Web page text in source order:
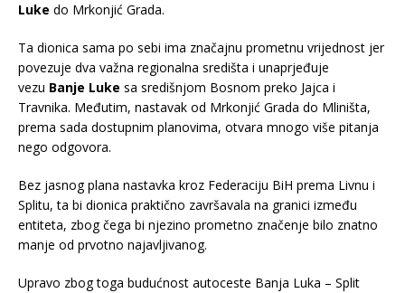
Luke do Mrkonjić Grada.
Ta dionica sama po sebi ima značajnu prometnu vrijednost jer
povezuje dva važna regionalna središta i unaprjeđuje
vezu Banje Luke sa središnjom Bosnom preko Jajca i
Travnika. Međutim, nastavak od Mrkonjić Grada do Mliništa,
prema sada dostupnim planovima, otvara mnogo više pitanja
nego odgovora.
Bez jasnog plana nastavka kroz Federaciju BiH prema Livnu i
Splitu, ta bi dionica praktično završavala na granici između
entiteta, zbog čega bi njezino prometno značenje bilo znatno
manje od prvotno najavljivanog.
Upravo zbog toga budućnost autoceste Banja Luka – Split